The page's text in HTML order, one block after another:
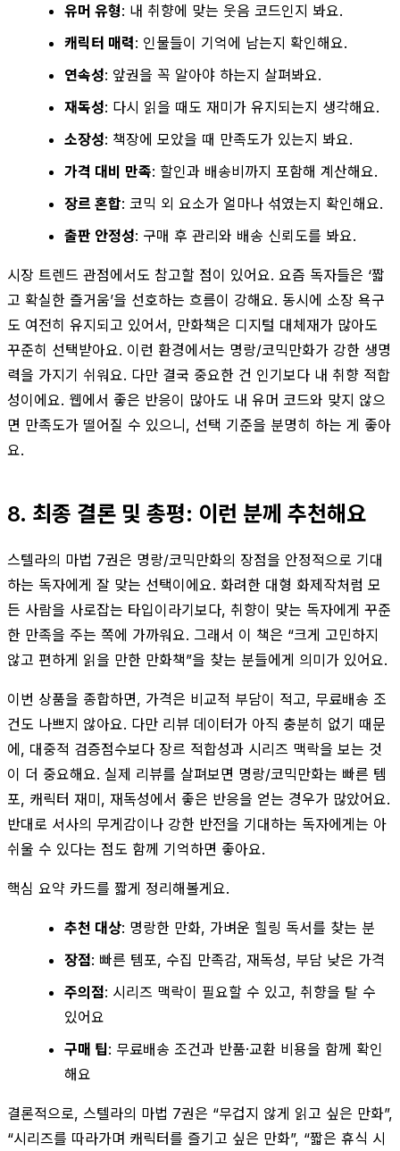
유머 유형: 내 취향에 맞는 웃음 코드인지 봐요.
캐릭터 매력: 인물들이 기억에 남는지 확인해요.
연속성: 앞권을 꼭 알아야 하는지 살펴봐요.
재독성: 다시 읽을 때도 재미가 유지되는지 생각해요.
소장성: 책장에 모았을 때 만족도가 있는지 봐요.
가격 대비 만족: 할인과 배송비까지 포함해 계산해요.
장르 혼합: 코믹 외 요소가 얼마나 섞였는지 확인해요.
출판 안정성: 구매 후 관리와 배송 신뢰도를 봐요.
시장 트렌드 관점에서도 참고할 점이 있어요. 요즘 독자들은 ‘짧
고 확실한 즐거움’을 선호하는 흐름이 강해요. 동시에 소장 욕구
도 여전히 유지되고 있어서, 만화책은 디지털 대체재가 많아도
꾸준히 선택받아요. 이런 환경에서는 명랑/코믹만화가 강한 생명
력을 가지기 쉬워요. 다만 결국 중요한 건 인기보다 내 취향 적합
성이에요. 웹에서 좋은 반응이 많아도 내 유머 코드와 맞지 않으
면 만족도가 떨어질 수 있으니, 선택 기준을 분명히 하는 게 좋아
요.
8. 최종 결론 및 총평: 이런 분께 추천해요
스텔라의 마법 7권은 명랑/코믹만화의 장점을 안정적으로 기대
하는 독자에게 잘 맞는 선택이에요. 화려한 대형 화제작처럼 모
든 사람을 사로잡는 타입이라기보다, 취향이 맞는 독자에게 꾸준
한 만족을 주는 쪽에 가까워요. 그래서 이 책은 “크게 고민하지
않고 편하게 읽을 만한 만화책”을 찾는 분들에게 의미가 있어요.
이번 상품을 종합하면, 가격은 비교적 부담이 적고, 무료배송 조
건도 나쁘지 않아요. 다만 리뷰 데이터가 아직 충분히 없기 때문
에, 대중적 검증점수보다 장르 적합성과 시리즈 맥락을 보는 것
이 더 중요해요. 실제 리뷰를 살펴보면 명랑/코믹만화는 빠른 템
포, 캐릭터 재미, 재독성에서 좋은 반응을 얻는 경우가 많았어요.
반대로 서사의 무게감이나 강한 반전을 기대하는 독자에게는 아
쉬울 수 있다는 점도 함께 기억하면 좋아요.
핵심 요약 카드를 짧게 정리해볼게요.
추천 대상: 명랑한 만화, 가벼운 힐링 독서를 찾는 분
장점: 빠른 템포, 수집 만족감, 재독성, 부담 낮은 가격
주의점: 시리즈 맥락이 필요할 수 있고, 취향을 탈 수
있어요
구매 팁: 무료배송 조건과 반품·교환 비용을 함께 확인
해요
결론적으로, 스텔라의 마법 7권은 “무겁지 않게 읽고 싶은 만화”,
“시리즈를 따라가며 캐릭터를 즐기고 싶은 만화”, “짧은 휴식 시